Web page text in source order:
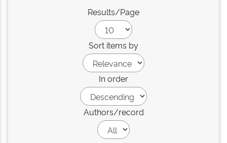
Results/Page
Sort items by
In order
Authors/record